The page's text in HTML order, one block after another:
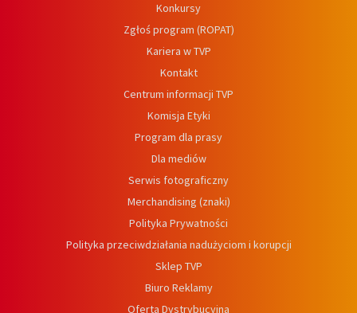
Konkursy
Zgłoś program (ROPAT)
Kariera w TVP
Kontakt
Centrum informacji TVP
Komisja Etyki
Program dla prasy
Dla mediów
Serwis fotograficzny
Merchandising (znaki)
Polityka Prywatności
Polityka przeciwdziałania nadużyciom i korupcji
Sklep TVP
Biuro Reklamy
Oferta Dystrybucyjna